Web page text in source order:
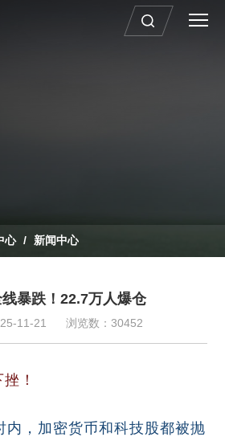
心 / 新闻中心
线暴跌！22.7万人爆仓
11-21 浏览数：30452
！
内，加密货币和科技股都被抛